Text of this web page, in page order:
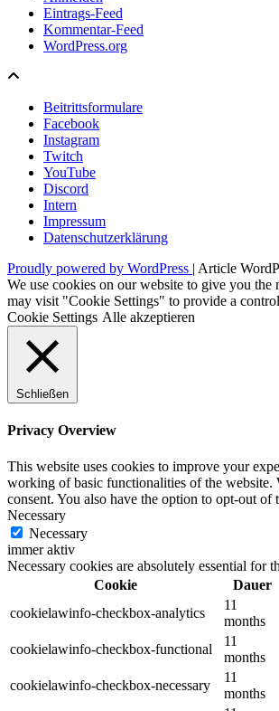
Eintrags-Feed
Kommentar-Feed
WordPress.org
Beitrittsformulare
Facebook
Instagram
Twitch
YouTube
Discord
Intern
Impressum
Datenschutzerklärung
Proudly powered by WordPress | Article
We use cookies on our website to give you
may visit "Cookie Settings" to provide a
Cookie Settings Alle akzeptieren
Schließen
Privacy Overview
This website uses cookies to improve your
working of basic functionalities of the website.
consent. You also have the option to opt-out
Necessary
Necessary
immer aktiv
Necessary cookies are absolutely essential for
Cookie
Dauer
cookielawinfo-checkbox-analytics
11
months
cookielawinfo-checkbox-functional
11
months
cookielawinfo-checkbox-necessary
11
months